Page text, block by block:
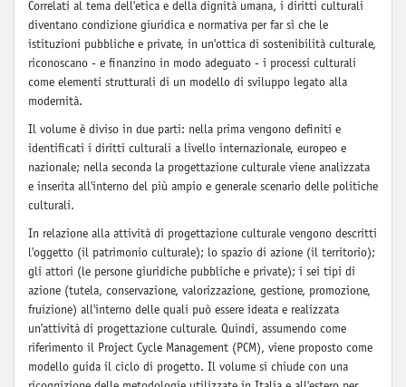
Correlati al tema dell'etica e della dignità umana, i diritti culturali
diventano condizione giuridica e normativa per far sì che le
istituzioni pubbliche e private, in un'ottica di sostenibilità culturale,
riconoscano - e finanzino in modo adeguato - i processi culturali
come elementi strutturali di un modello di sviluppo legato alla
modernità.
Il volume è diviso in due parti: nella prima vengono definiti e
identificati i diritti culturali a livello internazionale, europeo e
nazionale; nella seconda la progettazione culturale viene analizzata
e inserita all'interno del più ampio e generale scenario delle politiche
culturali.
In relazione alla attività di progettazione culturale vengono descritti
l'oggetto (il patrimonio culturale); lo spazio di azione (il territorio);
gli attori (le persone giuridiche pubbliche e private); i sei tipi di
azione (tutela, conservazione, valorizzazione, gestione, promozione,
fruizione) all'interno delle quali può essere ideata e realizzata
un'attività di progettazione culturale. Quindi, assumendo come
riferimento il Project Cycle Management (PCM), viene proposto come
modello guida il ciclo di progetto. Il volume si chiude con una